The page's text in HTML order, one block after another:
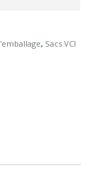
, Sacs VCI